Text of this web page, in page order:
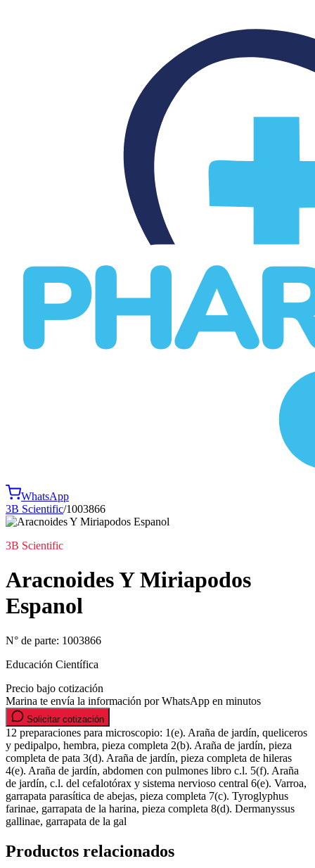
WhatsApp
3B Scientific/1003866
3B Scientific
Aracnoides Y Miriapodos
Espanol
N° de parte: 1003866
Educación Científica
Precio bajo cotización
Marina te envía la información por WhatsApp en minutos
Solicitar cotización
12 preparaciones para microscopio: 1(e). Araña de jardín, queliceros
y pedipalpo, hembra, pieza completa 2(b). Araña de jardín, pieza
completa de pata 3(d). Araña de jardín, pieza completa de hileras
4(e). Araña de jardín, abdomen con pulmones libro c.l. 5(f). Araña
de jardín, c.l. del cefalotórax y sistema nervioso central 6(e). Varroa,
garrapata parasítica de abejas, pieza completa 7(c). Tyroglyphus
farinae, garrapata de la harina, pieza completa 8(d). Dermanyssus
gallinae, garrapata de la gal
Productos relacionados